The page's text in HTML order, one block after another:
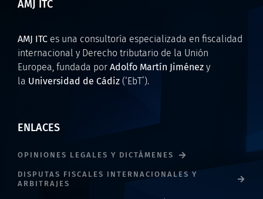
AMJ ITC
AMJ ITCes una consultoría especializada en fiscalidad
internacional y Derecho tributario de la Unión
Europea, fundada por Adolfo Martín Jiménezy
la Universidad de Cádiz(‘EbT’).
ENLACES
OPINIONES LEGALES Y DICTÁMENES
DISPUTAS FISCALES INTERNACIONALES Y
ARBITRAJES